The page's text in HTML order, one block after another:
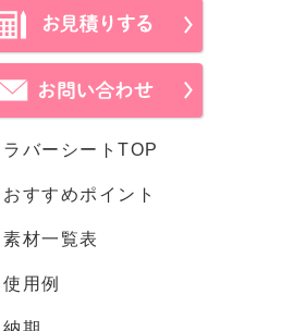
ラバーシートTOP
おすすめポイント
素材一覧表
使用例